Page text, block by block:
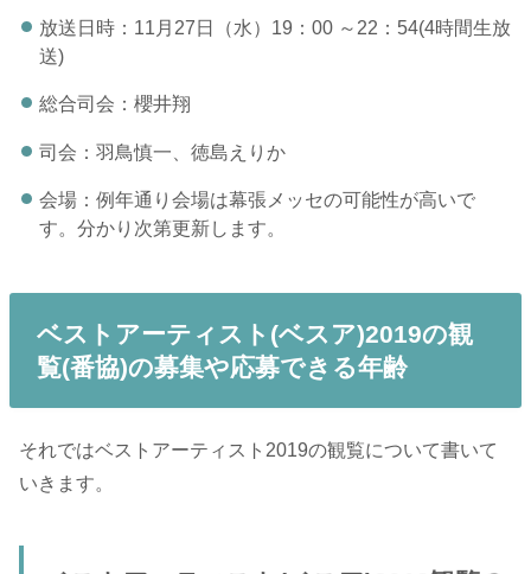
放送日時：11月27日（水）19：00 ～22：54(4時間生放
送)
総合司会：櫻井翔
司会：羽鳥慎一、徳島えりか
会場：例年通り会場は幕張メッセの可能性が高いで
す。分かり次第更新します。
ベストアーティスト(ベスア)2019の観
覧(番協)の募集や応募できる年齢
それではベストアーティスト2019の観覧について書いて
いきます。